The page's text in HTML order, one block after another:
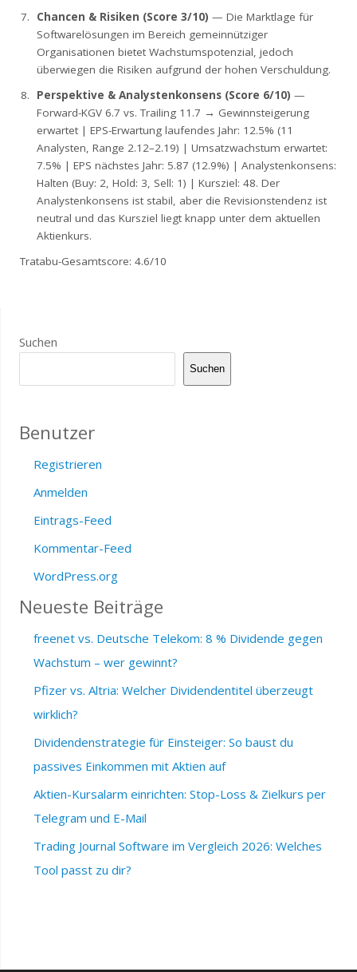
Chancen & Risiken (Score 3/10) — Die Marktlage für
Softwarelösungen im Bereich gemeinnütziger
Organisationen bietet Wachstumspotenzial, jedoch
überwiegen die Risiken aufgrund der hohen Verschuldung.
Perspektive & Analystenkonsens (Score 6/10) —
Forward-KGV 6.7 vs. Trailing 11.7 → Gewinnsteigerung
erwartet | EPS-Erwartung laufendes Jahr: 12.5% (11
Analysten, Range 2.12–2.19) | Umsatzwachstum erwartet:
7.5% | EPS nächstes Jahr: 5.87 (12.9%) | Analystenkonsens:
Halten (Buy: 2, Hold: 3, Sell: 1) | Kursziel: 48. Der
Analystenkonsens ist stabil, aber die Revisionstendenz ist
neutral und das Kursziel liegt knapp unter dem aktuellen
Aktienkurs.
Tratabu-Gesamtscore: 4.6/10
Suchen
Suchen
Benutzer
Registrieren
Anmelden
Eintrags-Feed
Kommentar-Feed
WordPress.org
Neueste Beiträge
freenet vs. Deutsche Telekom: 8 % Dividende gegen
Wachstum – wer gewinnt?
Pfizer vs. Altria: Welcher Dividendentitel überzeugt
wirklich?
Dividendenstrategie für Einsteiger: So baust du
passives Einkommen mit Aktien auf
Aktien-Kursalarm einrichten: Stop-Loss & Zielkurs per
Telegram und E-Mail
Trading Journal Software im Vergleich 2026: Welches
Tool passt zu dir?